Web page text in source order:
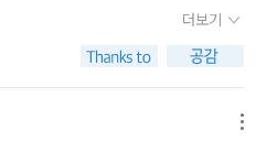
마땅하지만 나중에는 할머니가 좋
이해하게 된다. ‘우리 할머니 시집
엄마로 인정해 주지 않아 한이
. ‘수제비’는 자식들을 다 떠나보
. 고리타분하다고 느꼈던 구 세대
있음은 어쩌면 당연하다고 생
본 것만큼 우스운 이야기가 가득
는 할아버지, 할머니들의 이야기,
더보기